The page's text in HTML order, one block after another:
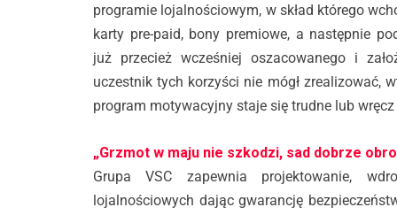
programie lojalnościowym, w skład którego
karty pre-paid, bony premiowe, a następnie
już przecież wcześniej oszacowanego i
uczestnik tych korzyści nie mógł zrealizować,
program motywacyjny staje się trudne lub
„Grzmot w maju nie szkodzi, sad dobrze
Grupa VSC zapewnia projektowanie,
lojalnościowych dając gwarancję